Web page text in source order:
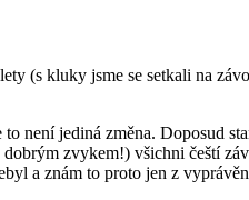
(s kluky jsme se setkali na
není jediná změna. Doposud
zvykem!) všichni čeští
a znám to proto jen z